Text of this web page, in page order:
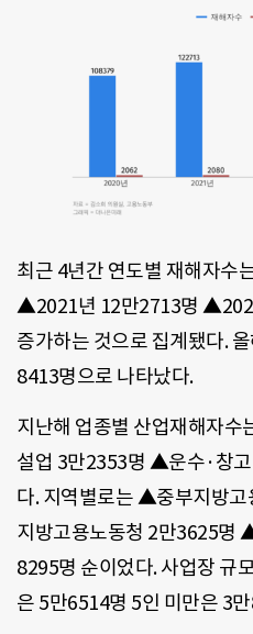
최근 4년간 연도별 재해자
▲2021년 12만2713명
증가하는 것으로 집계됐다.
8413명으로 나타났다.
지난해 업종별 산업재해자
설업 3만2353명 ▲운수·창
다. 지역별로는 ▲중부지방
지방고용노동청 2만3625명
8295명 순이었다. 사업장 규
은 5만6514명 5인 미만은 3